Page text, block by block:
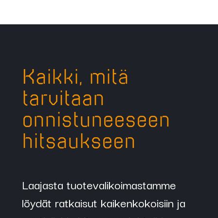
Yläpyörä:
90340
Puristusrulla,
kaikilla
lankahalkaisijoilla
Alapyörä:
Kaikki, mitä
tarvitaan
onnistuneeseen
hitsaukseen
Laajasta tuotevalikoimastamme
löydät ratkaisut kaikenkokoisiin ja